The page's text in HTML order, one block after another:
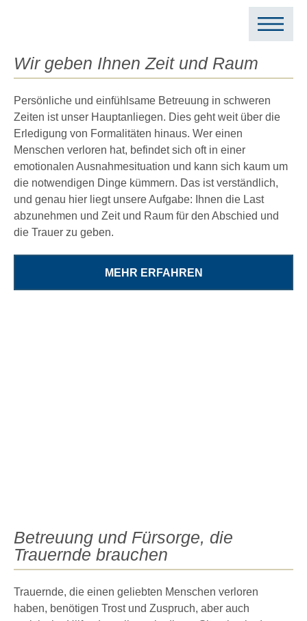
Wir geben Ihnen Zeit und Raum
Persönliche und einfühlsame Betreuung in schweren
Zeiten ist unser Hauptanliegen. Dies geht weit über die
Erledigung von Formalitäten hinaus. Wer einen
Menschen verloren hat, befindet sich oft in einer
emotionalen Ausnahmesituation und kann sich kaum um
die notwendigen Dinge kümmern. Das ist verständlich,
und genau hier liegt unsere Aufgabe: Ihnen die Last
abzunehmen und Zeit und Raum für den Abschied und
die Trauer zu geben.
MEHR ERFAHREN
Betreuung und Fürsorge, die
Trauernde brauchen
Trauernde, die einen geliebten Menschen verloren
haben, benötigen Trost und Zuspruch, aber auch